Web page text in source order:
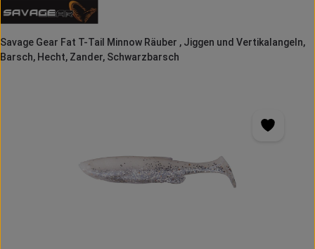
Savage Gear Fat T-Tail Minnow Räuber , Jiggen und Vertikalangeln,
Barsch, Hecht, Zander, Schwarzbarsch